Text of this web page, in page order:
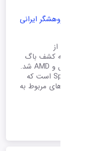
باگ خطرناک در پردازنده اینتل و AMD توسط پژوهشگر ایرانی
همکار خود از
زوریخ موفق به کشف باگ
امنیتی خطرناک Retbleed در پردازنده های اینتل و AMD شد.
به گفته این پژوهشگر این باگ از خانواده Spectre است که
امنیتی داده های مربوط به